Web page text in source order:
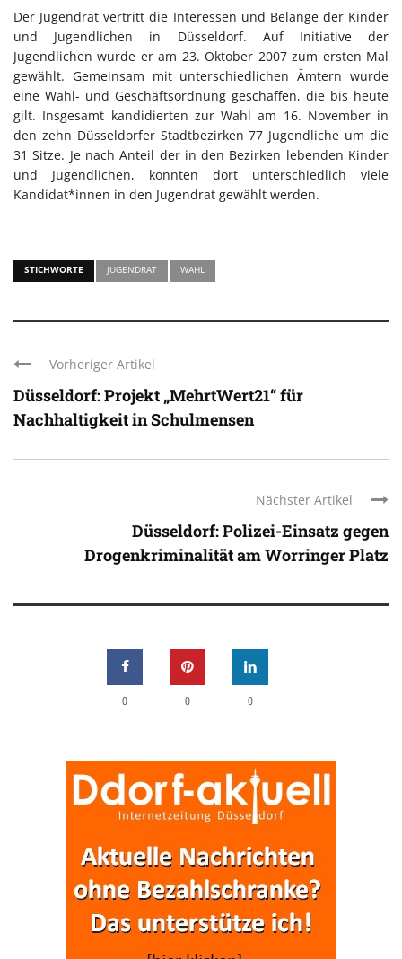
Der Jugendrat vertritt die Interessen und Belange der Kinder
und Jugendlichen in Düsseldorf. Auf Initiative der
Jugendlichen wurde er am 23. Oktober 2007 zum ersten Mal
gewählt. Gemeinsam mit unterschiedlichen Ämtern wurde
eine Wahl- und Geschäftsordnung geschaffen, die bis heute
gilt. Insgesamt kandidierten zur Wahl am 16. November in
den zehn Düsseldorfer Stadtbezirken 77 Jugendliche um die
31 Sitze. Je nach Anteil der in den Bezirken lebenden Kinder
und Jugendlichen, konnten dort unterschiedlich viele
Kandidat*innen in den Jugendrat gewählt werden.
STICHWORTE JUGENDRAT WAHL
Vorheriger Artikel
Düsseldorf: Projekt „MehrtWert21“ für
Nachhaltigkeit in Schulmensen
Nächster Artikel
Düsseldorf: Polizei-Einsatz gegen
Drogenkriminalität am Worringer Platz
0 0 0